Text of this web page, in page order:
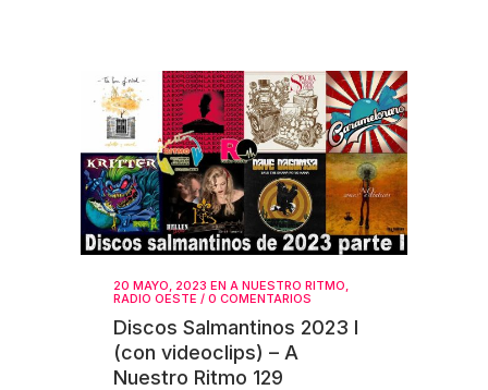
20 MAYO, 2023 EN A NUESTRO RITMO
RADIO OESTE / 0 COMENTARIOS
Discos Salmantinos 2023 I
(con videoclips) – A
Nuestro Ritmo 129